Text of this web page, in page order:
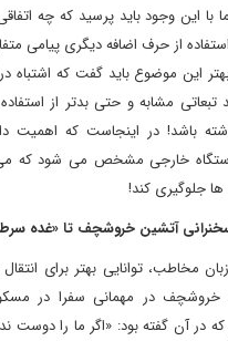
این وجود باید پرسید که چه
از حرف اضافه دیگری پیامی
این موضوع باید گفت که
تبعاتی مشابه و حتی بدتر از
باشد! در اینجاست که اهمیت
دستگاه خارجی مشخص می شود که می
جلوگیری کند!
سخنرانی آتشین خروشچف تا «غده
مخاطب، توانایی بهتر برای
که در آن گفته بود: «اگر ما را دوست